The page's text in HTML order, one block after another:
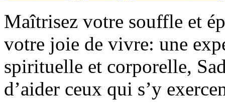
Maîtrisez votre souffle et
votre joie de vivre: une
spirituelle et corporelle,
d’aider ceux qui s’y